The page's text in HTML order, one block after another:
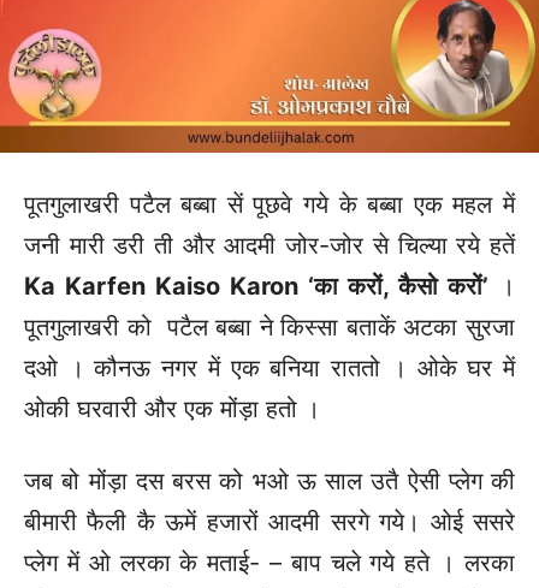
पूतगुलाखरी पटैल बब्बा सें पूछवे गये के बब्बा एक महल में
जनी मारी डरी ती और आदमी जोर-जोर से चिल्या रये हतें
Ka Karfen Kaiso Karon ‘का करों, कैसो करों’ ।
पूतगुलाखरी को पटैल बब्बा ने किस्सा बताकें अटका सुरजा
दओ । कौनऊ नगर में एक बनिया राततो । ओके घर में
ओकी घरवारी और एक मोंड़ा हतो ।
जब बो मोंड़ा दस बरस को भओ ऊ साल उतै ऐसी प्लेग की
बीमारी फैली कै ऊमें हजारों आदमी सरगे गये। ओई ससरे
प्लेग में ओ लरका के मताई- – बाप चले गये हते । लरका